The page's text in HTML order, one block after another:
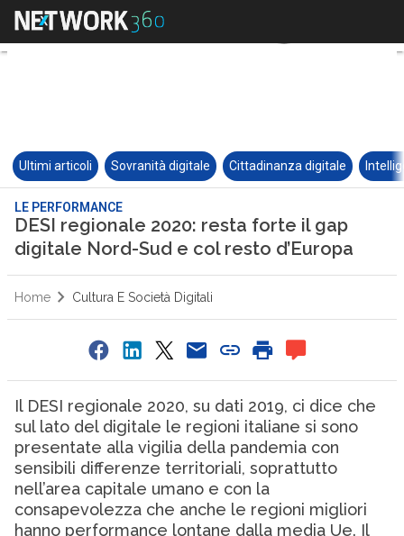
Ultimi articoli Sovranità digitale Cittadinanza digitale
LE PERFORMANCE
DESI regionale 2020: resta forte il gap
digitale Nord-Sud e col resto d’Europa
Home Cultura E Società Digitali
Il DESI regionale 2020, su dati 2019, ci dice che
sul lato del digitale le regioni italiane si sono
presentate alla vigilia della pandemia con
sensibili differenze territoriali, soprattutto
nell’area capitale umano e con la
consapevolezza che anche le regioni migliori
hanno performance lontane dalla media Ue. Il